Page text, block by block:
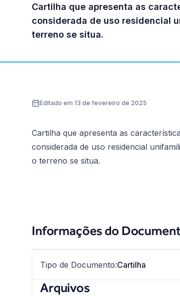
Cartilha que apresenta as
considerada de uso residencial
terreno se situa.
Editado em 13 de fevereiro de 2025
Cartilha que apresenta as
considerada de uso residencial
o terreno se situa.
Informações do
Tipo de Documento:Cartilha
Arquivos